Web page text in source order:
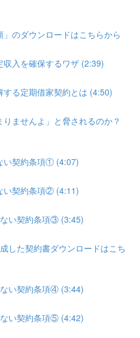
のダウンロードはこちらから
入を確保するワザ (2:39)
る定期借家契約とは (4:50)
ませんよ」と脅されるのか？
契約条項① (4:07)
契約条項② (4:11)
い契約条項③ (3:45)
した契約書ダウンロードはこち
い契約条項④ (3:44)
い契約条項⑤ (4:42)